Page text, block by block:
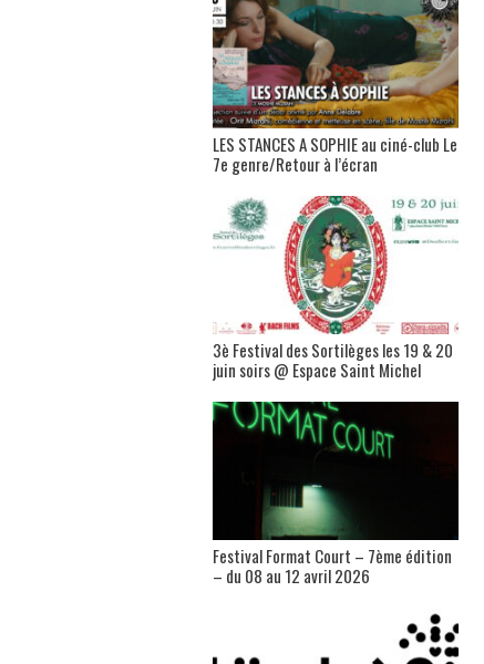
LES STANCES A SOPHIE au ciné-club Le
7e genre/Retour à l’écran
3è Festival des Sortilèges les 19 & 20
juin soirs @ Espace Saint Michel
Festival Format Court – 7ème édition
– du 08 au 12 avril 2026